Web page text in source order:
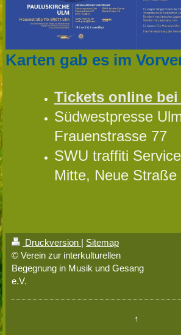
Karten gab es im
Tickets online
Südwestpresse
Frauenstrasse 77
SWU traffiti
Mitte, Neue Straße
Druckversion | Sitemap
© Verein zur interkulturellen
Begegnung in Musik und Gesang
e.V.
↑